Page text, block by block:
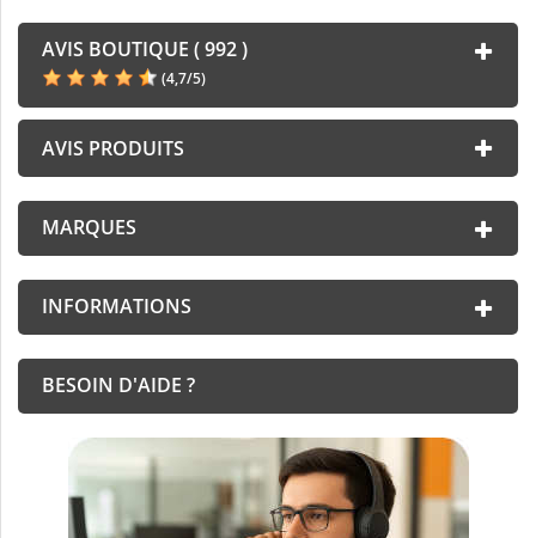
AVIS BOUTIQUE ( 992 )
(4,7/5)
AVIS PRODUITS
MARQUES
INFORMATIONS
BESOIN D'AIDE ?